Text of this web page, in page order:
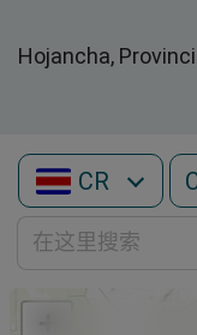
Hojancha,
CR